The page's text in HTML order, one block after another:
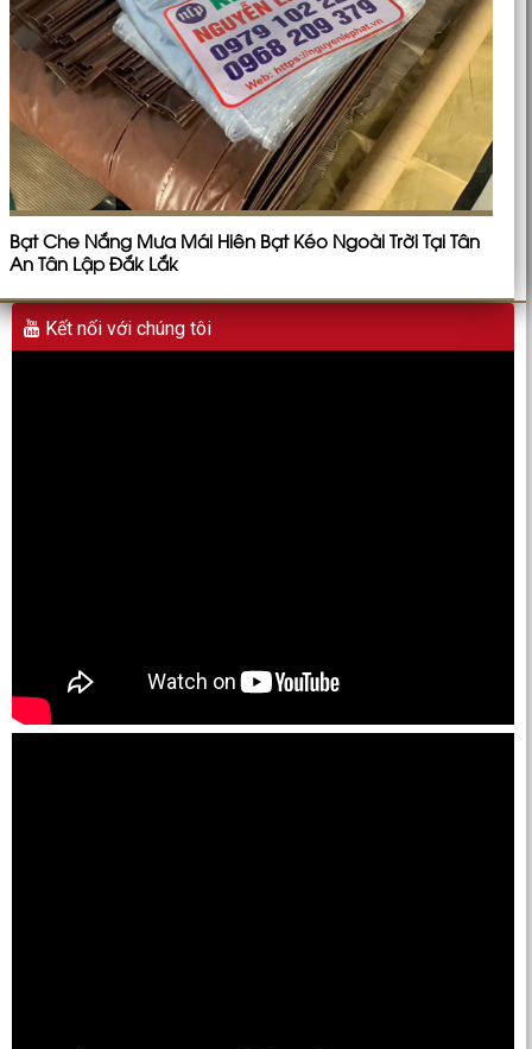
Bạt Che Nắng Mưa Mái Hiên Bạt Kéo Ngoài Trời Tại Tân
An Tân Lập Đắk Lắk
Kết nối với chúng tôi